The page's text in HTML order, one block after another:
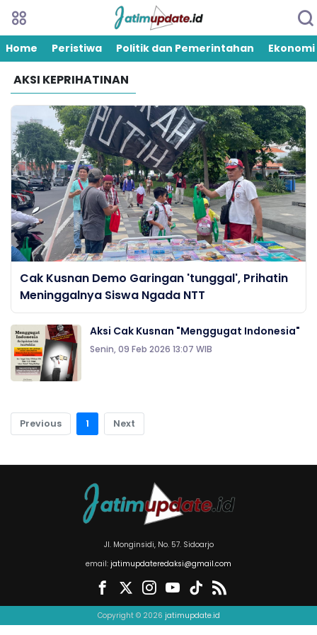
Home Peristiwa Politik dan Pemerintahan Ekonomi
AKSI KEPRIHATINAN
Cak Kusnan Demo Garingan 'tunggal', Prihatin
Meninggalnya Siswa Ngada NTT
Aksi Cak Kusnan "Menggugat Indonesia"
Senin, 09 Feb 2026 13:07 WIB
Previous 1 Next
Jl. Monginsidi, No. 57. Sidoarjo
email: jatimupdateredaksi@gmail.com
Copyright © 2026 jatimupdate.id